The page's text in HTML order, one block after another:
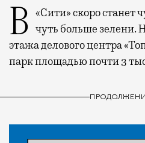
В «Сити» скоро станет чуть меньше стекла и чуть больше зелени.
этажа делового центра
парк площадью почти 3